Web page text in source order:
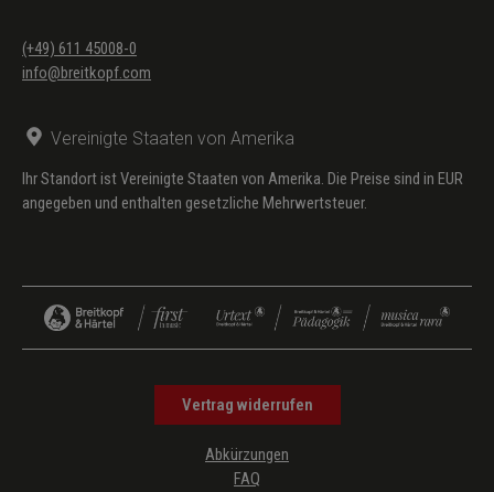
(+49) 611 45008-0
info@breitkopf.com
Vereinigte Staaten von Amerika
Ihr Standort ist Vereinigte Staaten von Amerika. Die Preise sind in EUR
angegeben und enthalten gesetzliche Mehrwertsteuer.
Vertrag widerrufen
Abkürzungen
FAQ